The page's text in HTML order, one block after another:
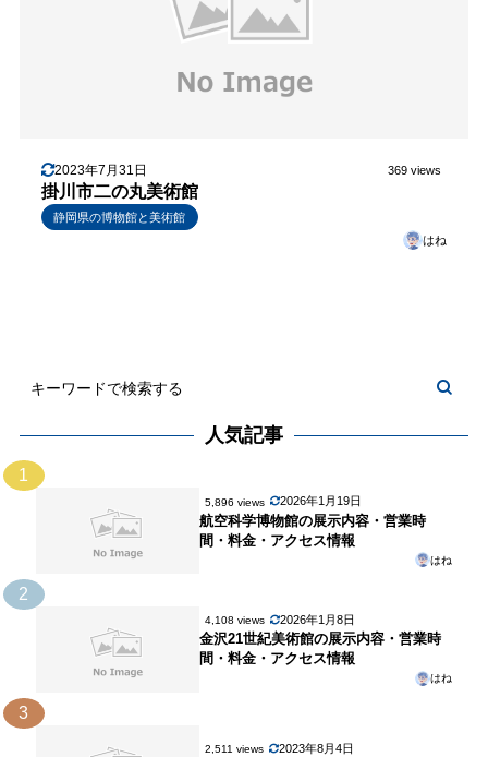
2023年7月31日 369 views
掛川市二の丸美術館
静岡県の博物館と美術館
はね
人気記事
1
5,896 views 2026年1月19日
航空科学博物館の展示内容・営業時
間・料金・アクセス情報
はね
2
4,108 views 2026年1月8日
金沢21世紀美術館の展示内容・営業時
間・料金・アクセス情報
はね
3
2,511 views 2023年8月4日